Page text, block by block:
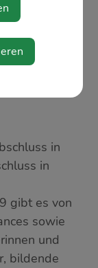
Russland,
Seit
allem in
in
in
gibt es von
sowie
und
bildende